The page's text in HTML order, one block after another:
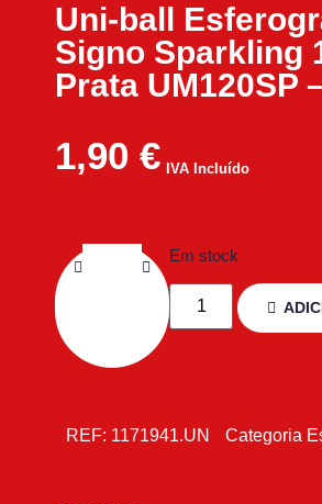
Uni-ball
Signo Sparkling
Prata UM120SP
1,90 € IVA Incluído
Em stock
REF: 1171941.UN Categoria